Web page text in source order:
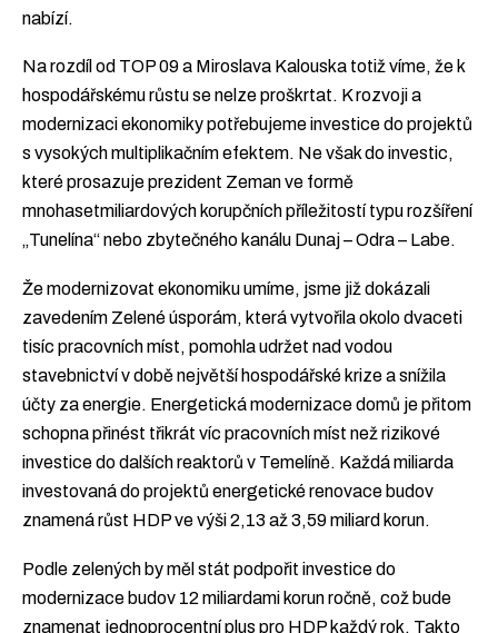
nabízí.
Na rozdíl od TOP 09 a Miroslava Kalouska totiž víme, že k
hospodářskému růstu se nelze proškrtat. K rozvoji a
modernizaci ekonomiky potřebujeme investice do projektů
s vysokých multiplikačním efektem. Ne však do investic,
které prosazuje prezident Zeman ve formě
mnohasetmiliardových korupčních příležitostí typu rozšíření
„Tunelína“ nebo zbytečného kanálu Dunaj – Odra – Labe.
Že modernizovat ekonomiku umíme, jsme již dokázali
zavedením Zelené úsporám, která vytvořila okolo dvaceti
tisíc pracovních míst, pomohla udržet nad vodou
stavebnictví v době největší hospodářské krize a snížila
účty za energie. Energetická modernizace domů je přitom
schopna přinést třikrát víc pracovních míst než rizikové
investice do dalších reaktorů v Temelíně. Každá miliarda
investovaná do projektů energetické renovace budov
znamená růst HDP ve výši 2,13 až 3,59 miliard korun.
Podle zelených by měl stát podpořit investice do
modernizace budov 12 miliardami korun ročně, což bude
znamenat jednoprocentní plus pro HDP každý rok. Takto